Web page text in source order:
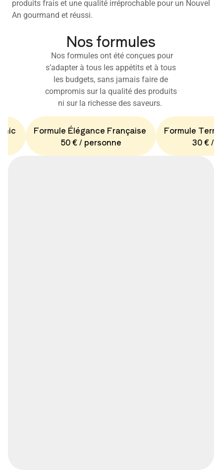
produits frais et une qualité irréprochable pour un Nouvel
An gourmand et réussi.
Nos formules
Nos formules ont été conçues pour
s’adapter à tous les appétits et à tous
les budgets, sans jamais faire de
compromis sur la qualité des produits
ni sur la richesse des saveurs.
Formule Élégance Française
50 € / personne
Formule
30 € /